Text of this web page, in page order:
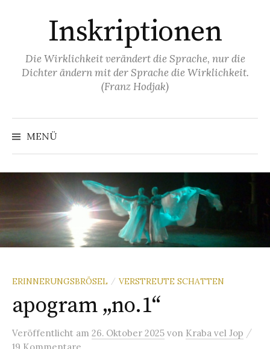
Inskriptionen
Die Wirklichkeit verändert die Sprache, nur die
Dichter ändern mit der Sprache die Wirklichkeit.
(Franz Hodjak)
MENÜ
ERINNERUNGSBRÖSEL / VERSTREUTE SCHATTEN
apogram „no.1“
Veröffentlicht am 26. Oktober 2025 von Kraba vel Jop /